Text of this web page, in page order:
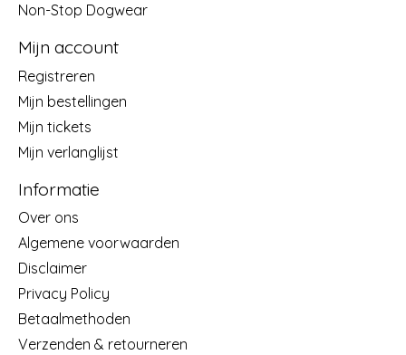
Non-Stop Dogwear
Mijn account
Registreren
Mijn bestellingen
Mijn tickets
Mijn verlanglijst
Informatie
Over ons
Algemene voorwaarden
Disclaimer
Privacy Policy
Betaalmethoden
Verzenden & retourneren